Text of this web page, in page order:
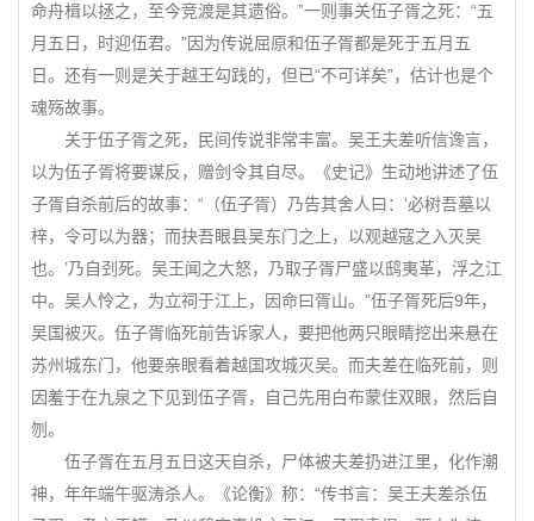
命舟楫以拯之，至今竞渡是其遗俗。”一则事关伍子胥之死：“五
月五日，时迎伍君。”因为传说屈原和伍子胥都是死于五月五
日。还有一则是关于越王勾践的，但已“不可详矣”，估计也是个
魂殇故事。
关于伍子胥之死，民间传说非常丰富。吴王夫差听信谗言，
以为伍子胥将要谋反，赠剑令其自尽。《史记》生动地讲述了伍
子胥自杀前后的故事：“（伍子胥）乃告其舍人曰：‘必树吾墓以
梓，令可以为器；而抉吾眼县吴东门之上，以观越寇之入灭吴
也。’乃自刭死。吴王闻之大怒，乃取子胥尸盛以鸱夷革，浮之江
中。吴人怜之，为立祠于江上，因命曰胥山。”伍子胥死后9年，
吴国被灭。伍子胥临死前告诉家人，要把他两只眼睛挖出来悬在
苏州城东门，他要亲眼看着越国攻城灭吴。而夫差在临死前，则
因羞于在九泉之下见到伍子胥，自己先用白布蒙住双眼，然后自
刎。
伍子胥在五月五日这天自杀，尸体被夫差扔进江里，化作潮
神，年年端午驱涛杀人。《论衡》称：“传书言：吴王夫差杀伍